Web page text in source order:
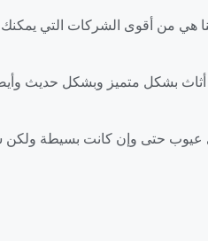
أقوى الشركات التي يمكنك
بشكل متميز وبشكل حديث
أي عيوب حتى وإن كانت بسيطة